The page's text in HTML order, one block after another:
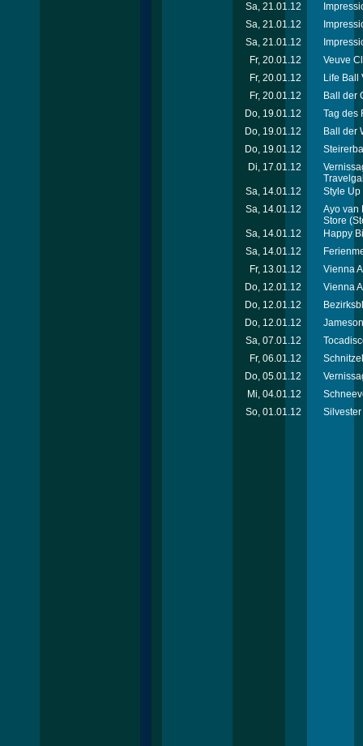
Sa, 21.01.12
Sa, 21.01.12
Sa, 21.01.12
Fr, 20.01.12
Veuve
Fr, 20.01.12
Life Ball
Fr, 20.01.12
Ball der
Do, 19.01.12
Tag des
Do, 19.01.12
Ball der
Do, 19.01.12
Di, 17.01.12
Sa, 14.01.12
Style Up
Sa, 14.01.12
Ayo van
Store
Sa, 14.01.12
Happy
Sa, 14.01.12
Fr, 13.01.12
Vienna
Do, 12.01.12
Vienna
Do, 12.01.12
Do, 12.01.12
Sa, 07.01.12
Fr, 06.01.12
Do, 05.01.12
Mi, 04.01.12
So, 01.01.12